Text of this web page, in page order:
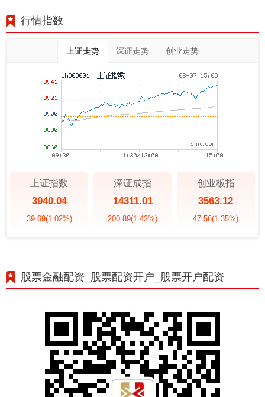
行情指数
上证走势 深证走势 创业走势
上证指数
3940.04
39.69(1.02%)
深证成指
14311.01
200.89(1.42%)
创业板指
3563.12
47.56(1.35%)
股票金融配资_股票配资开户_股票开户配资